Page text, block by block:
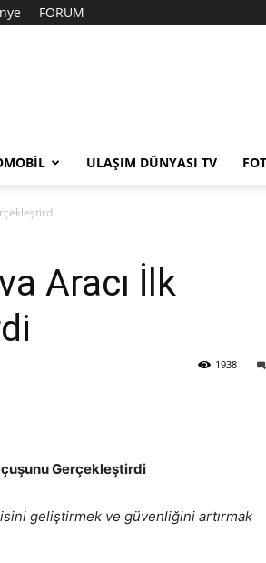
FORUM
ULAŞIM DÜNYASI TV
Aracı İlk
1938
Gerçekleştirdi
geliştirmek ve güvenliğini artırmak